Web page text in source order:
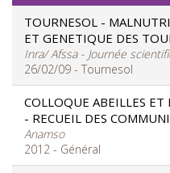
TOURNESOL -
ET GENETIQUE DES
Inra/ Afssa - Journée
26/02/09 - Tournesol
COLLOQUE ABEILLES
- RECUEIL DES
Anamso
2012 - Général